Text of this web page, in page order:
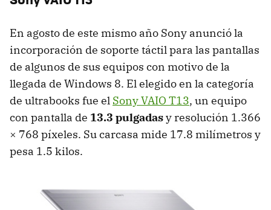
En agosto de este mismo año Sony anunció la
incorporación de soporte táctil para las pantallas
de algunos de sus equipos con motivo de la
llegada de Windows 8. El elegido en la categoría
de ultrabooks fue el SonyVAIO T13, un equipo
con pantalla de 13.3 pulgadasy resolución 1.366
× 768 píxeles. Su carcasa mide 17.8 milímetros y
pesa 1.5 kilos.